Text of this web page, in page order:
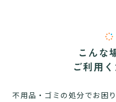
こんな
ご利用
不用品・ゴミの処分でお困